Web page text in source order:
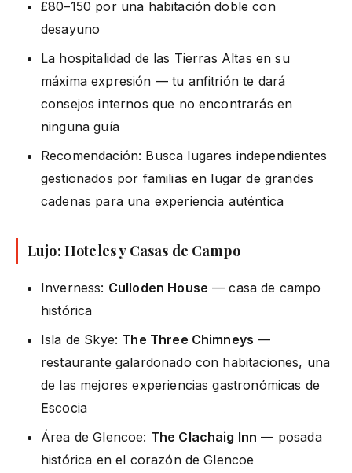
£80–150 por una habitación doble con
desayuno
La hospitalidad de las Tierras Altas en su
máxima expresión — tu anfitrión te dará
consejos internos que no encontrarás en
ninguna guía
Recomendación: Busca lugares independientes
gestionados por familias en lugar de grandes
cadenas para una experiencia auténtica
Lujo: Hoteles y Casas de Campo
Inverness: Culloden House — casa de campo
histórica
Isla de Skye: The Three Chimneys —
restaurante galardonado con habitaciones, una
de las mejores experiencias gastronómicas de
Escocia
Área de Glencoe: The Clachaig Inn — posada
histórica en el corazón de Glencoe